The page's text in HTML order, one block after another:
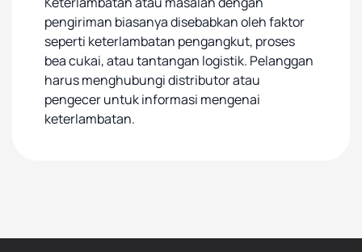
pengiriman biasanya disebabkan oleh faktor
seperti keterlambatan pengangkut, proses
bea cukai, atau tantangan logistik. Pelanggan
harus menghubungi distributor atau
pengecer untuk informasi mengenai
keterlambatan.